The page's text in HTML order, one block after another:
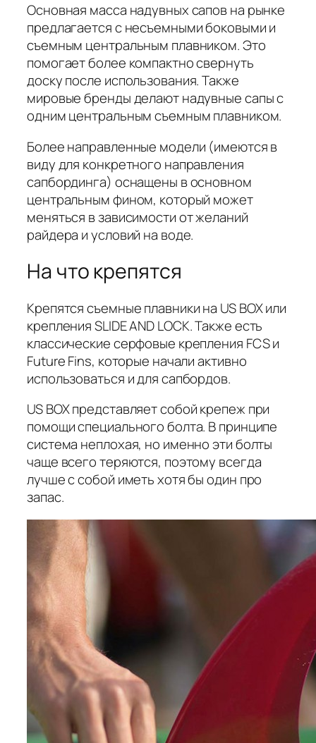
Основная масса надувных сапов на рынке
предлагается с несъемными боковыми и
съемным центральным плавником. Это
помогает более компактно свернуть
доску после использования. Также
мировые бренды делают надувные сапы с
одним центральным съемным плавником.
Более направленные модели (имеются в
виду для конкретного направления
сапбординга) оснащены в основном
центральным фином, который может
меняться в зависимости от желаний
райдера и условий на воде.
На что крепятся
Крепятся съемные плавники на US BOX или
крепления SLIDE AND LOCK. Также есть
классические серфовые крепления FCS и
Future Fins, которые начали активно
использоваться и для сапбордов.
US BOX представляет собой крепеж при
помощи специального болта. В принципе
система неплохая, но именно эти болты
чаще всего теряются, поэтому всегда
лучше с собой иметь хотя бы один про
запас.